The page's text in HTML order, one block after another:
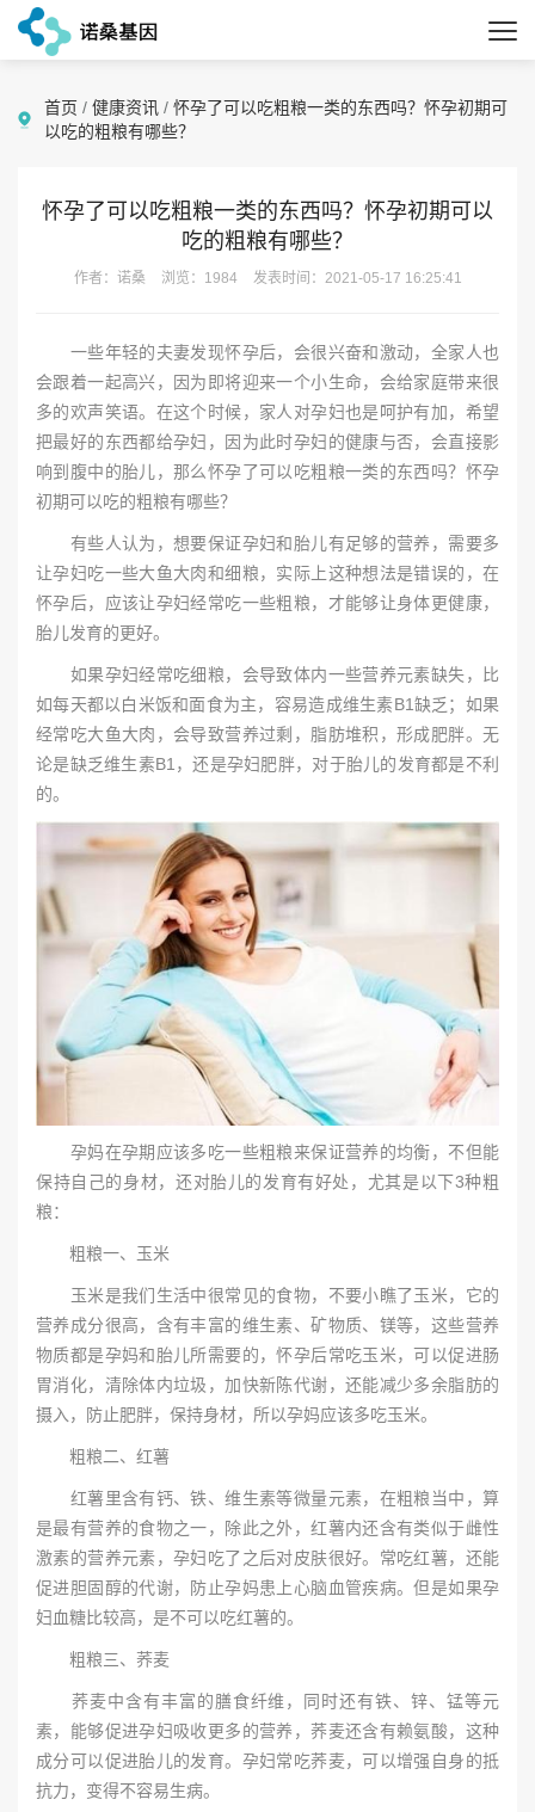
首页 / 健康资讯 / 怀孕了可以吃粗粮一类的东西吗？怀孕初期可
以吃的粗粮有哪些？
怀孕了可以吃粗粮一类的东西吗？怀孕初期可以
吃的粗粮有哪些？
作者：诺桑 浏览：1984 发表时间：2021-05-17 16:25:41
一些年轻的夫妻发现怀孕后，会很兴奋和激动，全家人也
会跟着一起高兴，因为即将迎来一个小生命，会给家庭带来很
多的欢声笑语。在这个时候，家人对孕妇也是呵护有加，希望
把最好的东西都给孕妇，因为此时孕妇的健康与否，会直接影
响到腹中的胎儿，那么怀孕了可以吃粗粮一类的东西吗？怀孕
初期可以吃的粗粮有哪些？
有些人认为，想要保证孕妇和胎儿有足够的营养，需要多
让孕妇吃一些大鱼大肉和细粮，实际上这种想法是错误的，在
怀孕后，应该让孕妇经常吃一些粗粮，才能够让身体更健康，
胎儿发育的更好。
如果孕妇经常吃细粮，会导致体内一些营养元素缺失，比
如每天都以白米饭和面食为主，容易造成维生素B1缺乏；如果
经常吃大鱼大肉，会导致营养过剩，脂肪堆积，形成肥胖。无
论是缺乏维生素B1，还是孕妇肥胖，对于胎儿的发育都是不利
的。
孕妈在孕期应该多吃一些粗粮来保证营养的均衡，不但能
保持自己的身材，还对胎儿的发育有好处，尤其是以下3种粗
粮：
粗粮一、玉米
玉米是我们生活中很常见的食物，不要小瞧了玉米，它的
营养成分很高，含有丰富的维生素、矿物质、镁等，这些营养
物质都是孕妈和胎儿所需要的，怀孕后常吃玉米，可以促进肠
胃消化，清除体内垃圾，加快新陈代谢，还能减少多余脂肪的
摄入，防止肥胖，保持身材，所以孕妈应该多吃玉米。
粗粮二、红薯
红薯里含有钙、铁、维生素等微量元素，在粗粮当中，算
是最有营养的食物之一，除此之外，红薯内还含有类似于雌性
激素的营养元素，孕妇吃了之后对皮肤很好。常吃红薯，还能
促进胆固醇的代谢，防止孕妈患上心脑血管疾病。但是如果孕
妇血糖比较高，是不可以吃红薯的。
粗粮三、荞麦
荞麦中含有丰富的膳食纤维，同时还有铁、锌、锰等元
素，能够促进孕妇吸收更多的营养，荞麦还含有赖氨酸，这种
成分可以促进胎儿的发育。孕妇常吃荞麦，可以增强自身的抵
抗力，变得不容易生病。